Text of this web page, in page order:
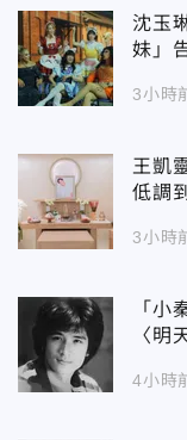
沈玉
妹」
3小時
王凱
低調
3小時
「小
〈明
4小時